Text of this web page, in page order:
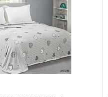
Сравнение
В наличии